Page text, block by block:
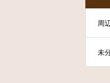
周
未